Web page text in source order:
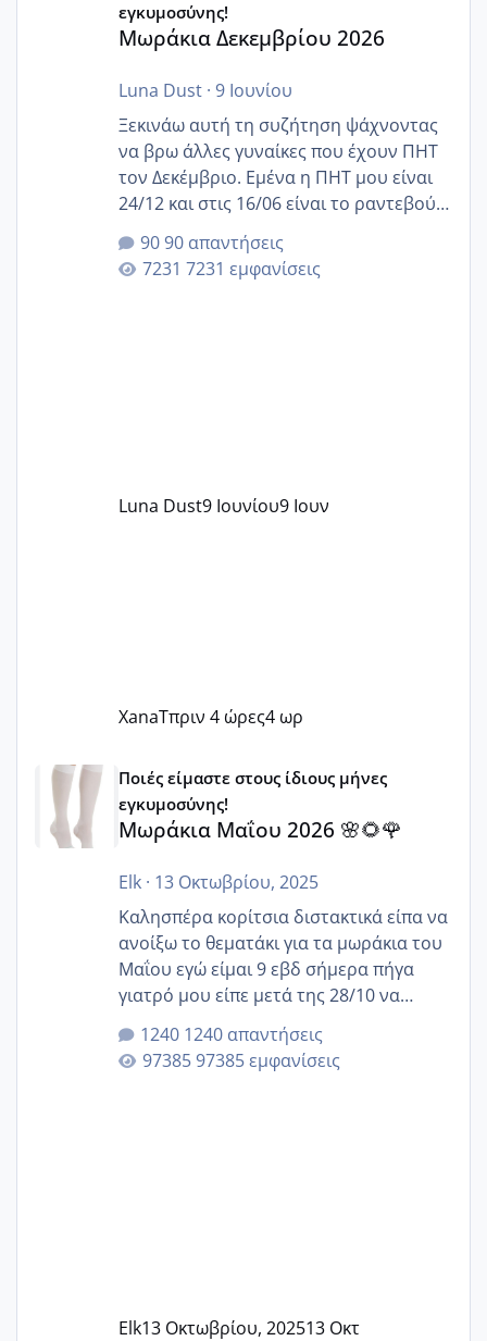
εγκυμοσύνης!
Μωράκια Δεκεμβρίου 2026
Luna Dust· 9 Ιουνίου
Ξεκινάω αυτή τη συζήτηση ψάχνοντας
να βρω άλλες γυναίκες που έχουν ΠΗΤ
τον Δεκέμβριο. Εμένα η ΠΗΤ μου είναι
24/12 και στις 16/06 είναι το ραντεβού
της αυχενικής διαφάνειας. Έχω αρκετό
άγχος και οι μέρες δεν φαίνεται να
περνάνε με τίποτα.
90 απαντήσεις
7231 εμφανίσεις
Luna Dust9 Ιουνίου9 Ιουν
XanaTπριν 4 ώρες4 ωρ
Μωράκια Μαΐου 2026 🌸🌻🌹
Ποιές είμαστε στους ίδιους μήνες
εγκυμοσύνης!
Μωράκια Μαΐου 2026 🌸🌻🌹
Elk· 13 Οκτωβρίου, 2025
Καλησπέρα κορίτσια διστακτικά είπα να
ανοίξω το θεματάκι για τα μωράκια του
Μαΐου εγώ είμαι 9 εβδ σήμερα πήγα
γιατρό μου είπε μετά της 28/10 να
κλείσω ραντεβού για την αυχενική είναι
καμιά άλλη κοπέλα να γεννάει Μάιο ;;
1240 απαντήσεις
97385 εμφανίσεις
Elk13 Οκτωβρίου, 202513 Οκτ